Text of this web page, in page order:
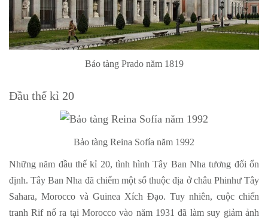
Bảo tàng Prado năm 1819
Đầu thế kỉ 20
Bảo tàng Reina Sofía năm 1992
Những năm đầu thế kỉ 20, tình hình Tây Ban Nha tương đối ổn
định. Tây Ban Nha đã chiếm một số thuộc địa ở châu Phinhư Tây
Sahara, Morocco và Guinea Xích Đạo. Tuy nhiên, cuộc chiến
tranh Rif nổ ra tại Morocco vào năm 1931 đã làm suy giảm ảnh